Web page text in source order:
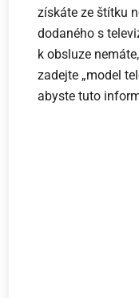
získáte ze štítku
dodaného s
k obsluze
zadejte „model
abyste tuto